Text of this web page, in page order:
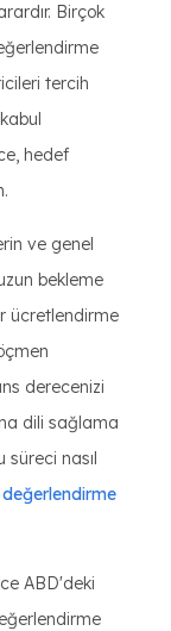
Birçok
tercih
hedef
ve genel
bekleme
ücretlendirme
derecenizi
dili sağlama
nasıl
ABD'deki